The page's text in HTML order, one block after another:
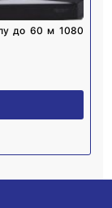
до 60 м 1080